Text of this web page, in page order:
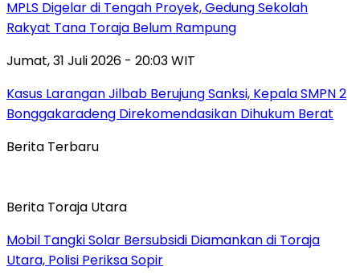
MPLS Digelar di Tengah Proyek, Gedung Sekolah
Rakyat Tana Toraja Belum Rampung
Jumat, 31 Juli 2026 - 20:03 WIT
Kasus Larangan Jilbab Berujung Sanksi, Kepala SMPN 2
Bonggakaradeng Direkomendasikan Dihukum Berat
Berita Terbaru
Berita Toraja Utara
Mobil Tangki Solar Bersubsidi Diamankan di Toraja
Utara, Polisi Periksa Sopir